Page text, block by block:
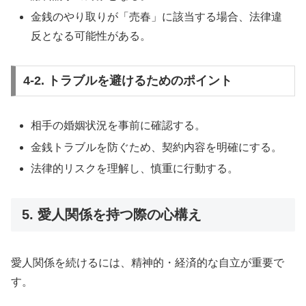
金銭のやり取りが「売春」に該当する場合、法律違
反となる可能性がある。
4-2. トラブルを避けるためのポイント
相手の婚姻状況を事前に確認する。
金銭トラブルを防ぐため、契約内容を明確にする。
法律的リスクを理解し、慎重に行動する。
5. 愛人関係を持つ際の心構え
愛人関係を続けるには、精神的・経済的な自立が重要で
す。